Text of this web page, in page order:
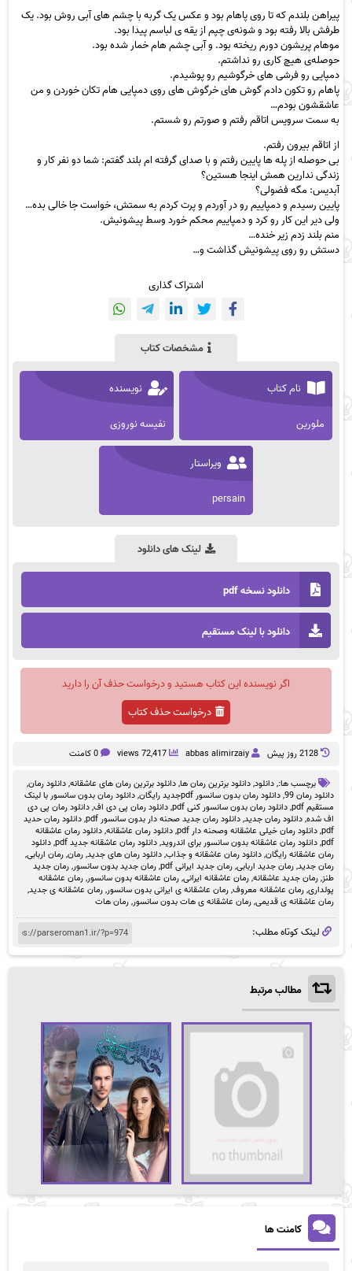
پیراهن بلندم که تا روی پاهام بود و عکس یک گربه با چشم های آبی روش بود. یک
طرفش بالا رفته بود و شونه‌ی چپم از یقه ی لباسم پیدا بود.
موهام پریشون دورم ریخته بود. و آبی چشم هام خمار شده بود.
حوصله‌ی هیچ کاری رو نداشتم.
دمپایی رو فرشی های خرگوشیم رو پوشیدم.
پاهام رو تکون دادم گوش های خرگوش های روی دمپایی هام تکان خوردن و من
عاشقشون بودم…
به سمت سرویس اتاقم رفتم و صورتم رو شستم.
از اتاقم بیرون رفتم.
بی حوصله از پله ها پایین رفتم و با صدای گرفته ام بلند گفتم: شما دو نفر کار و
زندگی ندارین همش اینجا هستین؟
آبدیس: مگه فضولی؟
پایین رسیدم و دمپاییم رو در آوردم و پرت کردم به سمتش، خواست جا خالی بده…
ولی دیر این کار رو کرد و دمپاییم محکم خورد وسط پیشونیش.
منم بلند زدم زیر خنده…
دستش رو روی پیشونیش گذاشت و…
اشتراک گذاری
مشخصات کتاب
نام کتاب
ملورین
نویسنده
نفیسه نوروزی
ویراستار
persain
لینک های دانلود
دانلود نسخه pdf
دانلود با لینک مستقیم
اگر نویسنده این کتاب هستید و درخواست حذف آن را دارید
درخواست حذف کتاب
2128 روز پيش abbas alimirzaiy
72,417 views 0 کامنت
برچسب ها:,دانلود,دانلود برترین رمان ها,دانلود برترین رمان های عاشقانه,دانلود رمان,
دانلود رمان 99
,دانلود رمان بدون سانسور pdfجدید رایگان ,دانلود رمان بدون سانسور با لینک
مستقیم pdf
,دانلود رمان بدون سانسور کنی pdf ,دانلود رمان پی دی اف,دانلود رمان پی دی
اف شده,دانلود رمان جدید,دانلود رمان جدید صحنه دار بدون سانسور pdf ,دانلود رمان حدید
pdf
,دانلود رمان خیلی عاشقانه وصحنه دار pdf ,دانلود رمان عاشقانه,دانلود رمان عاشقانه
pdf
,دانلود رمان عاشقانه بدون سانسور برای اندروید,دانلود رمان عاشقانه جدید pdf ,دانلود
رمان عاشقانه رایگان,دانلود رمان عاشقانه و جذاب,دانلود رمان های جدید,رمان,رمان اربابی,
رمان جدید,رمان جدید اربابی,رمان جدید ایرانی pdf ,رمان جدید بدون سانسور,رمان جدید
طنز,رمان جدید عاشقانه,رمان عاشقانه ایرانی,رمان عاشقانه بدون سانسور,رمان عاشقانه
پولداری,رمان عاشقانه معروف,رمان عاشقانه ی ایرانی بدون سانسور,رمان عاشقانه ی جدید,
رمان عاشقانه ی قدیمی,رمان عاشقانه ی هات بدون سانسور,رمان هات
لینک کوتاه مطلب:
مطالب مرتبط
کامنت ها